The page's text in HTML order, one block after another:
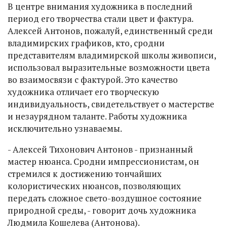
В центре внимания художника в последний
период его творчества стали цвет и фактура.
Алексей Антонов, пожалуй, единственный среди
владимирских графиков, кто, сродни
представителям владимирской школы живописи,
использовал выразительные возможности цвета
во взаимосвязи с фактурой. Это качество
художника отличает его творческую
индивидуальность, свидетельствует о мастерстве
и незаурядном таланте. Работы художника
исключительно узнаваемы.
- Алексей Тихонович Антонов - признанный
мастер нюанса. Сродни импрессионистам, он
стремился к достижению тончайших
колористических нюансов, позволяющих
передать сложное свето-воздушное состояние
природной среды, - говорит дочь художника
Людмила Кошелева (Антонова).